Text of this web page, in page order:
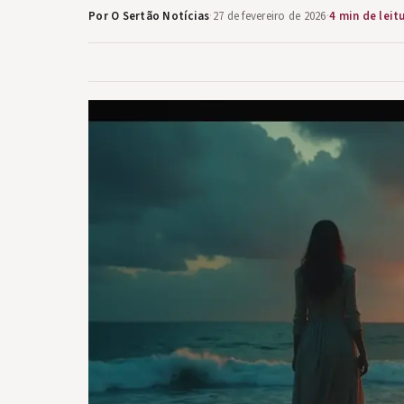
Por O Sertão Notícias·27 de fevereiro de 2026·4 min de